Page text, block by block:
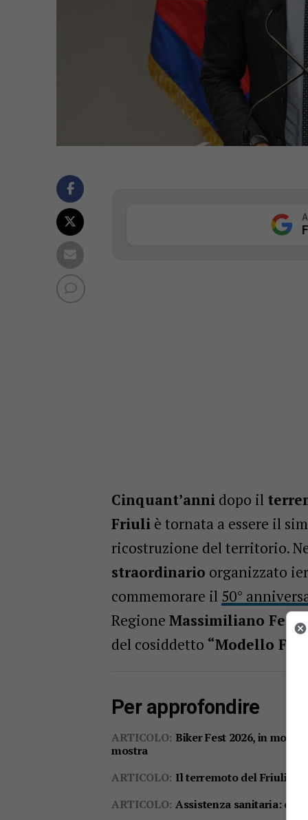
Cinquant’anni dopo il
Friuli è tornata a essere il
ricostruzione del territorio.
straordinario organizzato
commemorare il 50°
Regione Massimiliano
del cosiddetto “Modello
Per approfondire
ARTICOLO: Biker Fest 2026, in moto
mostra
ARTICOLO: Il terremoto del Friuli
ARTICOLO: Assistenza sanitaria: da